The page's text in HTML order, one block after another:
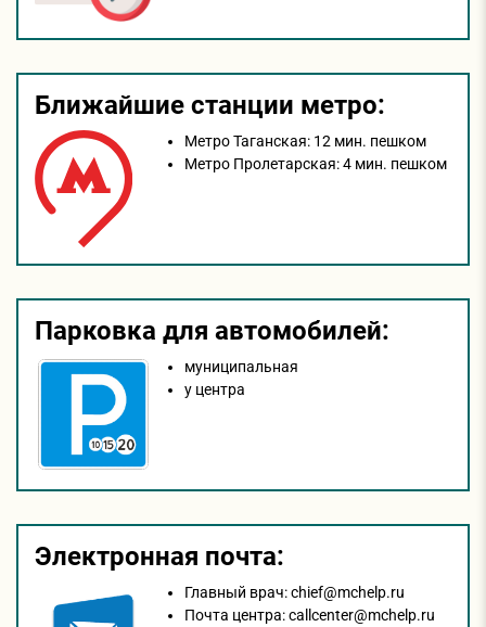
Ближайшие станции метро:
Метро Таганская: 12 мин. пешком
Метро Пролетарская:4 мин. пешком
Парковка для автомобилей:
муниципальная
у центра
Электронная почта:
Главный врач:chief@mchelp.ru
Почта центра:callcenter@mchelp.ru